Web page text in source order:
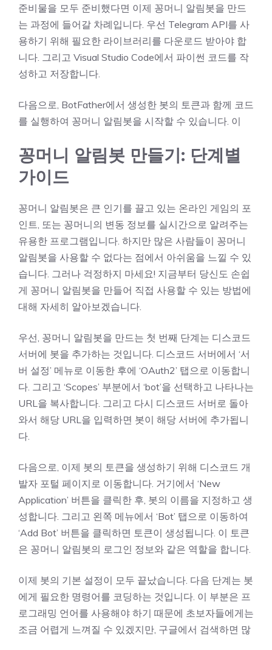
준비물을 모두 준비했다면 이제 꽁머니 알림봇을 만드
는 과정에 들어갈 차례입니다. 우선 Telegram API를 사
용하기 위해 필요한 라이브러리를 다운로드 받아야 합
니다. 그리고 Visual Studio Code에서 파이썬 코드를 작
성하고 저장합니다.
다음으로, BotFather에서 생성한 봇의 토큰과 함께 코드
를 실행하여 꽁머니 알림봇을 시작할 수 있습니다. 이
꽁머니 알림봇 만들기: 단계별
가이드
꽁머니 알림봇은 큰 인기를 끌고 있는 온라인 게임의 포
인트, 또는 꽁머니의 변동 정보를 실시간으로 알려주는
유용한 프로그램입니다. 하지만 많은 사람들이 꽁머니
알림봇을 사용할 수 없다는 점에서 아쉬움을 느낄 수 있
습니다. 그러나 걱정하지 마세요! 지금부터 당신도 손쉽
게 꽁머니 알림봇을 만들어 직접 사용할 수 있는 방법에
대해 자세히 알아보겠습니다.
우선, 꽁머니 알림봇을 만드는 첫 번째 단계는 디스코드
서버에 봇을 추가하는 것입니다. 디스코드 서버에서 ‘서
버 설정’ 메뉴로 이동한 후에 ‘OAuth2’ 탭으로 이동합니
다. 그리고 ‘Scopes’ 부분에서 ‘bot’을 선택하고 나타나는
URL을 복사합니다. 그리고 다시 디스코드 서버로 돌아
와서 해당 URL을 입력하면 봇이 해당 서버에 추가됩니
다.
다음으로, 이제 봇의 토큰을 생성하기 위해 디스코드 개
발자 포털 페이지로 이동합니다. 거기에서 ‘New
Application’ 버튼을 클릭한 후, 봇의 이름을 지정하고 생
성합니다. 그리고 왼쪽 메뉴에서 ‘Bot’ 탭으로 이동하여
‘Add Bot’ 버튼을 클릭하면 토큰이 생성됩니다. 이 토큰
은 꽁머니 알림봇의 로그인 정보와 같은 역할을 합니다.
이제 봇의 기본 설정이 모두 끝났습니다. 다음 단계는 봇
에게 필요한 명령어를 코딩하는 것입니다. 이 부분은 프
로그래밍 언어를 사용해야 하기 때문에 초보자들에게는
조금 어렵게 느껴질 수 있겠지만, 구글에서 검색하면 많